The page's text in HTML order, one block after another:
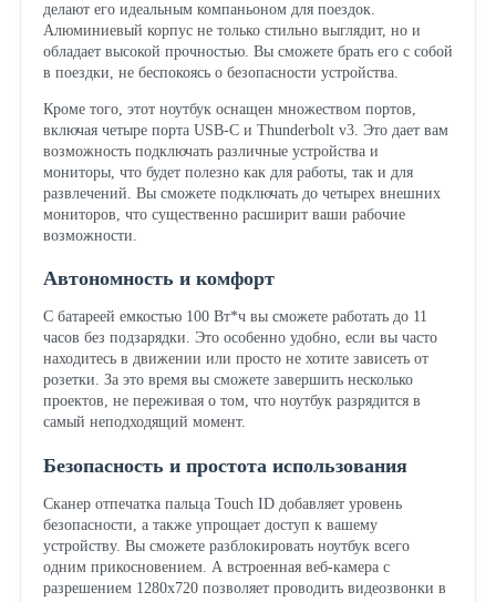
делают его идеальным компаньоном для поездок.
Алюминиевый корпус не только стильно выглядит, но и
обладает высокой прочностью. Вы сможете брать его с собой
в поездки, не беспокоясь о безопасности устройства.
Кроме того, этот ноутбук оснащен множеством портов,
включая четыре порта USB-C и Thunderbolt v3. Это дает вам
возможность подключать различные устройства и
мониторы, что будет полезно как для работы, так и для
развлечений. Вы сможете подключать до четырех внешних
мониторов, что существенно расширит ваши рабочие
возможности.
Автономность и комфорт
С батареей емкостью 100 Вт*ч вы сможете работать до 11
часов без подзарядки. Это особенно удобно, если вы часто
находитесь в движении или просто не хотите зависеть от
розетки. За это время вы сможете завершить несколько
проектов, не переживая о том, что ноутбук разрядится в
самый неподходящий момент.
Безопасность и простота использования
Сканер отпечатка пальца Touch ID добавляет уровень
безопасности, а также упрощает доступ к вашему
устройству. Вы сможете разблокировать ноутбук всего
одним прикосновением. А встроенная веб-камера с
разрешением 1280x720 позволяет проводить видеозвонки в